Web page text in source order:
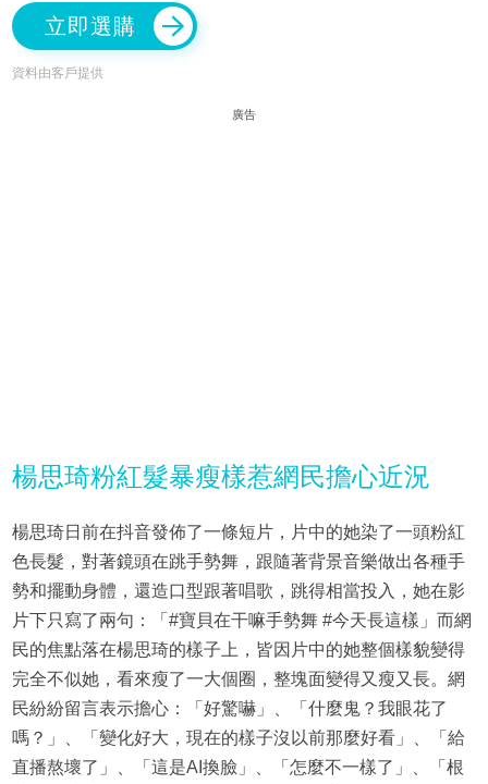
立即選購
資料由客戶提供
廣告
楊思琦粉紅髮暴瘦樣惹網民擔心近況
楊思琦日前在抖音發佈了一條短片，片中的她染了一頭粉紅
色長髮，對著鏡頭在跳手勢舞，跟隨著背景音樂做出各種手
勢和擺動身體，還造口型跟著唱歌，跳得相當投入，她在影
片下只寫了兩句：「#寶貝在干嘛手勢舞 #今天長這樣」而網
民的焦點落在楊思琦的樣子上，皆因片中的她整個樣貌變得
完全不似她，看來瘦了一大個圈，整塊面變得又瘦又長。網
民紛紛留言表示擔心：「好驚嚇」、「什麼鬼？我眼花了
嗎？」、「變化好大，現在的樣子沒以前那麼好看」、「給
直播熬壞了」、「這是AI換臉」、「怎麼不一樣了」、「根